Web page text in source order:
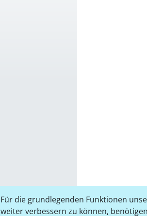
Für die grundlegenden Funktionen
weiter verbessern zu können,